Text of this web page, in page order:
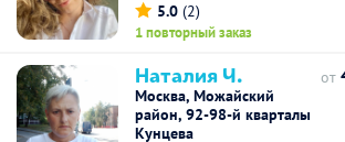
5.0 (2)
1 повторный заказ
Наталия Ч.
Москва, Можайский
район, 92-98-й кварталы
Кунцева
от